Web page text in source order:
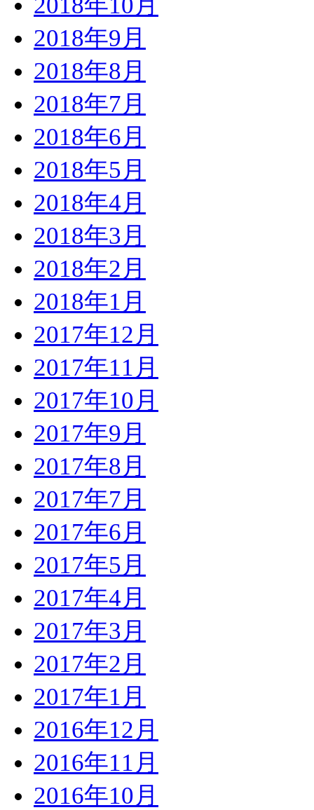
2018年9月
2018年8月
2018年7月
2018年6月
2018年5月
2018年4月
2018年3月
2018年2月
2018年1月
2017年12月
2017年11月
2017年10月
2017年9月
2017年8月
2017年7月
2017年6月
2017年5月
2017年4月
2017年3月
2017年2月
2017年1月
2016年12月
2016年11月
2016年10月